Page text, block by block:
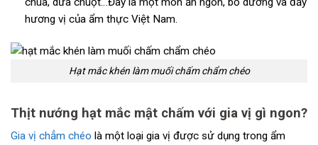
hương vị của ẩm thực Việt Nam.
Hạt mắc khén làm muối chấm chẩm chéo
Thịt nướng hạt mắc mật chấm với gia vị gì ngon?
Gia vị chẳm chéo là một loại gia vị được sử dụng trong ẩm